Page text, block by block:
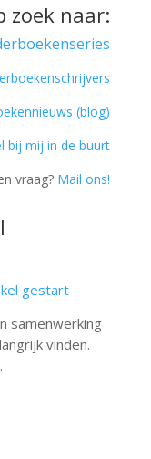
zoek naar:
(blog)
bij mij in de buurt
vraag? Mail ons!
gestart
samenwerking
vinden.
.